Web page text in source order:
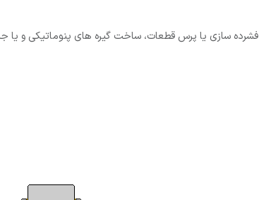
فشرده سازی یا پرس قطعات، ساخت گیره های پنوماتیکی و